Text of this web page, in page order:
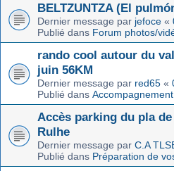
BELTZUNTZA (El
Dernier message par jefoce «
Publié dans Forum photos/
rando cool autour du
juin 56KM
Dernier message par red65 «
Publié dans Accompagnement
Accès parking du pla
Rulhe
Dernier message par C.A
Publié dans Préparation de